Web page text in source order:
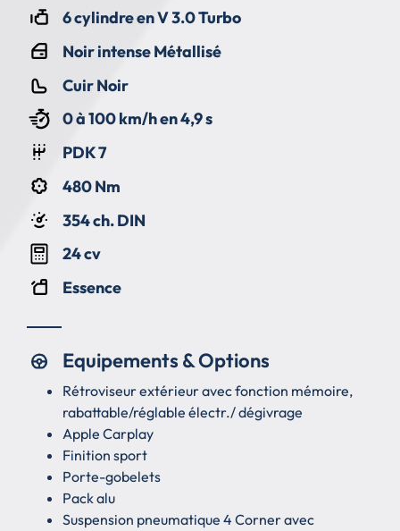
6 cylindre en V 3.0 Turbo
Noir intense Métallisé
Cuir Noir
0 à 100 km/h en 4,9 s
PDK 7
480 Nm
354 ch. DIN
24 cv
Essence
Equipements & Options
Rétroviseur extérieur avec fonction mémoire,
rabattable/réglable électr./ dégivrage
Apple Carplay
Finition sport
Porte-gobelets
Pack alu
Suspension pneumatique 4 Corner avec